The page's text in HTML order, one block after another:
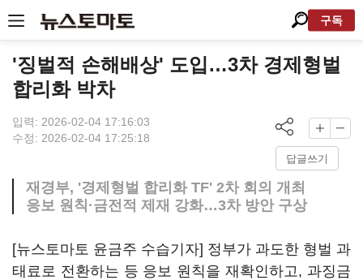
구독
'징벌적 손해배상' 도입…3차 경제형벌
합리화 박차
입력: 2026-02-04 17:16:03
수정: 2026-02-04 17:25:18
답글쓰기
재경부, '경제형벌 합리화 TF' 2차 회의 개최
응보 원칙·금전적 제재 강화…3차 방안 구상
[뉴스토마토 윤금주 수습기자] 정부가 과도한 형벌 과
태료로 전환하는 등 응보 원칙을 재확인하고, 과징금